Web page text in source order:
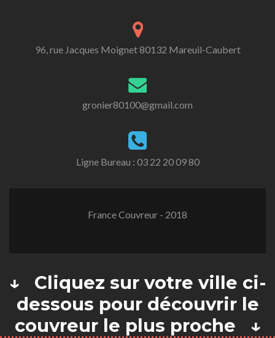
96, rue Jacques Moignet 80132 Mareuil-Caubert
gronier80100@gmail.com
Ligne Bureau : 03 22 20 09 80
France Couvreur - 2018
↓ Cliquez sur votre ville ci-
dessous pour découvrir le
couvreur le plus proche ↓